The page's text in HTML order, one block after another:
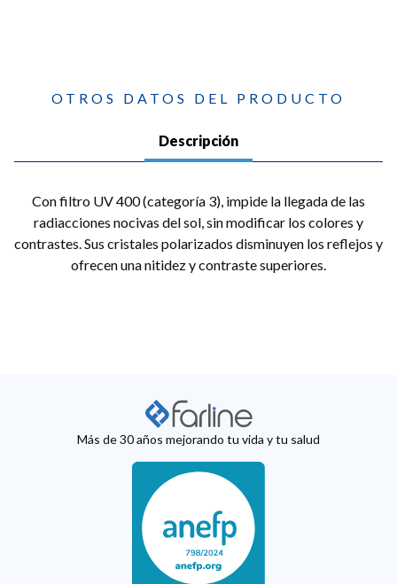
OTROS DATOS DEL PRODUCTO
Descripción
Con filtro UV 400 (categoría 3), impide la llegada de las
radiacciones nocivas del sol, sin modificar los colores y
contrastes. Sus cristales polarizados disminuyen los reflejos y
ofrecen una nitidez y contraste superiores.
Más de 30 años mejorando tu vida y tu salud